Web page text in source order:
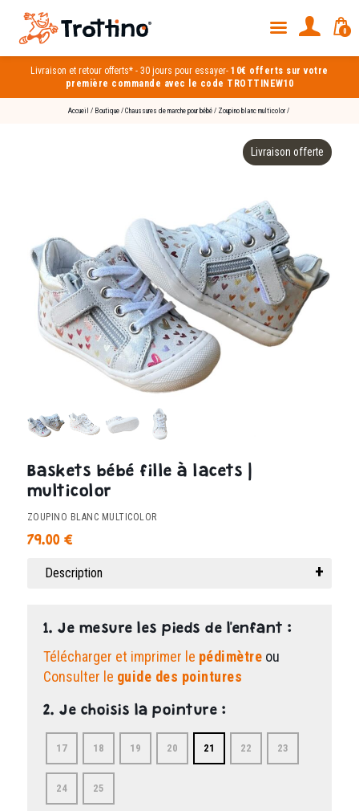
Livraison et retour offerts* -30 jours pour essayer-10€ offerts sur votre
première commande avec le code TROTTINEW10
0
Accueil / Boutique / Chaussures de marche pour bébé / Zoupino blanc multicolor /
Baskets bébé fille à lacets |
multicolor
ZOUPINO BLANC MULTICOLOR
79.00 €
Description
1. Je mesure les pieds de l'enfant :
Télécharger et imprimer le pédimètre ou
Consulter le guide des pointures
2. Je choisis la pointure :
17 18 19 20 21 22 23
24 25